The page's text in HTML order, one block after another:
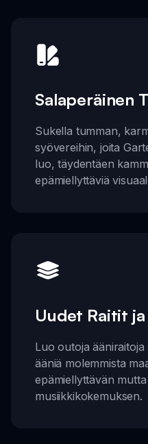
Salaperäinen
Sukella tumman,
syövereihin, joita
luo, täydentäen
epämiellyttäviä
Uudet Raitit
Luo outoja
ääniä molemmista
epämiellyttävän
musiikkikokemuksen.